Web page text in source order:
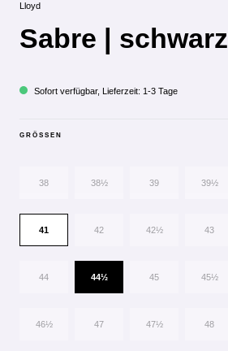
Lloyd
Sabre | schwarz
Sofort verfügbar, Lieferzeit: 1-3 Tage
GRÖSSEN
38 38½ 39 39½
41 42 42½ 43
44 44½ 45 45½
46½ 47 47½ 48